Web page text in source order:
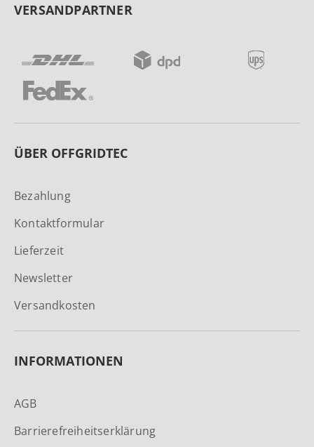
VERSANDPARTNER
ÜBER OFFGRIDTEC
Bezahlung
Kontaktformular
Lieferzeit
Newsletter
Versandkosten
INFORMATIONEN
AGB
Barrierefreiheitserklärung